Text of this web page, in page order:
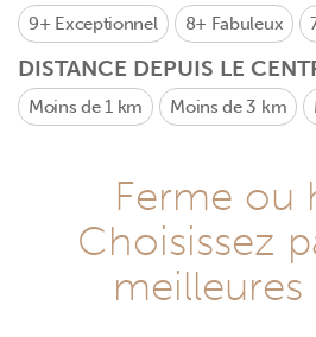
9+ Exceptionnel 8+ Fabuleux
DISTANCE DEPUIS LE
Moins de 1 km Moins de 3 km
Ferme ou
Choisissez